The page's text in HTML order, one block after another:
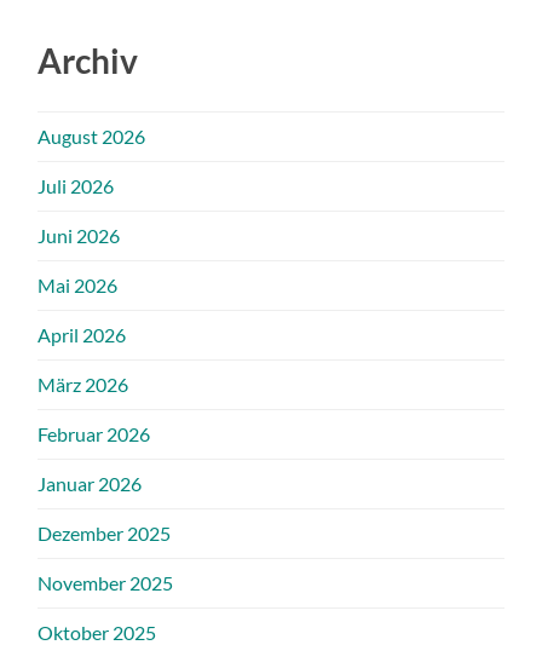
Archiv
August 2026
Juli 2026
Juni 2026
Mai 2026
April 2026
März 2026
Februar 2026
Januar 2026
Dezember 2025
November 2025
Oktober 2025